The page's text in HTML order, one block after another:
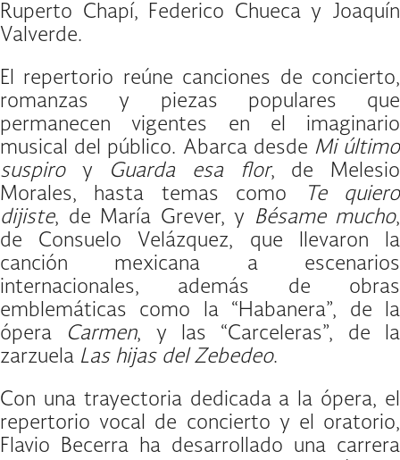
Ruperto Chapí, Federico Chueca y Joaquín
Valverde.
El repertorio reúne canciones de concierto,
romanzas y piezas populares que
permanecen vigentes en el imaginario
musical del público. Abarca desde Mi último
suspiroy Guarda esa flor, de Melesio
Morales, hasta temas como
Te quiero
dijiste, de María Grever, y Bésame mucho,
de Consuelo Velázquez, que llevaron la
canción mexicana a escenarios
internacionales, además de obras
emblemáticas como la “Habanera”, de la
ópera
Carmen, y las “Carceleras”, de la
zarzuela Las hijas del Zebedeo.
Con una trayectoria dedicada a la ópera, el
repertorio vocal de concierto y el oratorio,
Flavio Becerra ha desarrollado una carrera